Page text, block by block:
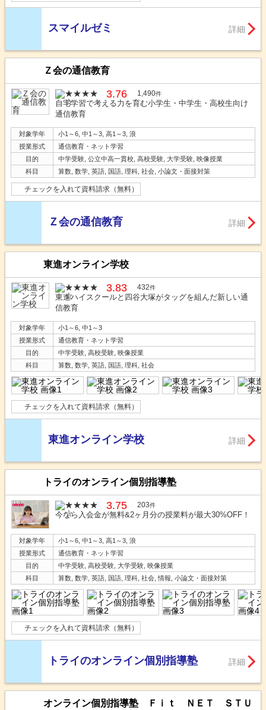
スマイルゼミ 詳細
Ｚ会の通信教育
3.76 1,490件
自宅学習で考える力を育む小学生・中学生・高校生向け
通信教育
対象学年
小1～6, 中1～3, 高1～3, 浪
授業形式
通信教育・ネット学習
目的
中学受験, 公立中高一貫校, 高校受験, 大学受験, 映像授業
科目
算数, 数学, 英語, 国語, 理科, 社会, 小論文・面接対策
チェックを入れて資料請求（無料）
Ｚ会の通信教育 詳細
東進オンライン学校
3.83 432件
東進ハイスクールと四谷大塚がタッグを組んだ新しい通
信教育
対象学年
小1～6, 中1～3
授業形式
通信教育・ネット学習
目的
中学受験, 高校受験, 映像授業
科目
算数, 数学, 英語, 国語, 理科, 社会
チェックを入れて資料請求（無料）
東進オンライン学校 詳細
トライのオンライン個別指導塾
3.75 203件
今なら入会金が無料&2ヶ月分の授業料が最大30%OFF！
対象学年
小1～6, 中1～3, 高1～3, 浪
授業形式
通信教育・ネット学習
目的
中学受験, 高校受験, 大学受験, 映像授業
科目
算数, 数学, 英語, 国語, 理科, 社会, 情報, 小論文・面接対策
チェックを入れて資料請求（無料）
トライのオンライン個別指導塾 詳細
オンライン個別指導塾 Ｆｉｔ ＮＥＴ ＳＴＵ